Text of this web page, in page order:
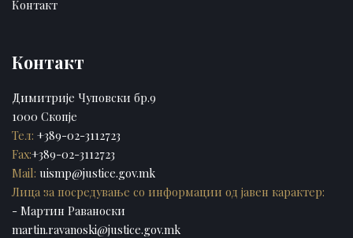
Контакт
Контакт
Димитрије Чуповски бр.9
1000 Скопје
Тел: +389-02-3112723
Fax:+389-02-3112723
Mail: uismp@justice.gov.mk
Лица за посредување со информации од јавен карактер:
- Мартин Раваноски
martin.ravanoski@justice.gov.mk